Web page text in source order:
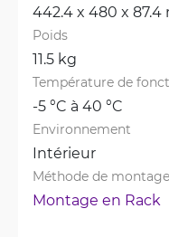
442.4 x 480 x 87.4
Poids
11.5 kg
Température de
-5 °C à 40 °C
Environnement
Intérieur
Méthode de montage
Montage en Rack